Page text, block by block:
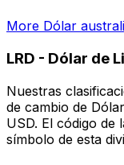
More Dólar
LRD - Dólar de
Nuestras
de cambio de
USD. El código de
símbolo de esta